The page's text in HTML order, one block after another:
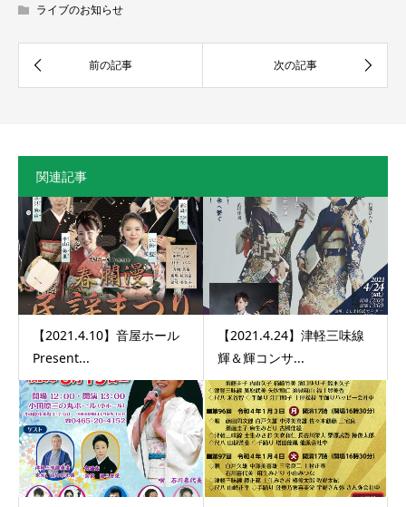
ライブのお知らせ
関連記事
【2021.4.10】音屋ホール
Present...
【2021.4.24】津軽三味線
輝＆輝コンサ...